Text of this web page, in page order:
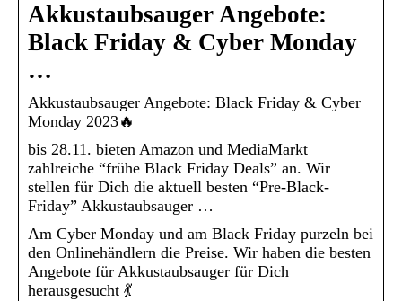
Akkustaubsauger Angebote:
Black Friday & Cyber Monday
…
Akkustaubsauger Angebote: Black Friday & Cyber
Monday 2023🔥
bis 28.11. bieten Amazon und MediaMarkt
zahlreiche “frühe Black Friday Deals” an. Wir
stellen für Dich die aktuell besten “Pre-Black-
Friday” Akkustaubsauger …
Am Cyber Monday und am Black Friday purzeln bei
den Onlinehändlern die Preise. Wir haben die besten
Angebote für Akkustaubsauger für Dich
herausgesucht 💃